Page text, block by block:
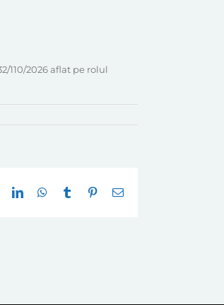
110/2026 aflat pe rolul
LinkedInWhatsApp
Tumblr Pinterest
E-